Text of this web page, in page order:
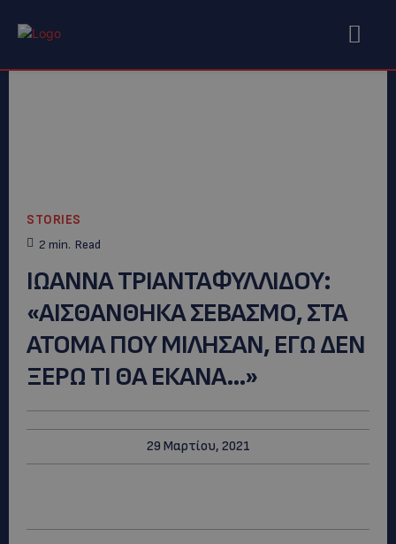
STORIES
2 min. Read
ΙΩΑΝΝΑ ΤΡΙΑΝΤΑΦΥΛΛΙΔΟΥ:
«ΑΙΣΘΑΝΘΗΚΑ ΣΕΒΑΣΜΟ, ΣΤΑ
ΑΤΟΜΑ ΠΟΥ ΜΙΛΗΣΑΝ, ΕΓΩ ΔΕΝ
ΞΕΡΩ ΤΙ ΘΑ ΕΚΑΝΑ…»
29 Μαρτίου, 2021